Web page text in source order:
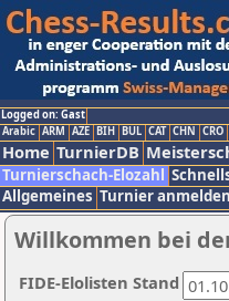
Logged on: Gast
Arabic ARM AZE BIH BUL CAT CHN CRO
Home TurnierDB
Turnierschach-Elozahl
Allgemeines Turnier
Willkommen bei
FIDE-Elolisten Stand